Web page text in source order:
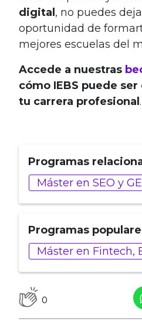
digital , no puedes
oportunidad de
mejores escuelas del
Accede a nuestras
cómo IEBS puede
tu carrera profesional
Programas
Máster en SEO y
Programas
Máster en Fintech,
0